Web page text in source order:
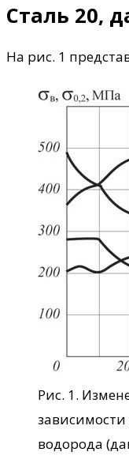
Сталь 20,
На рис. 1
Рис. 1.
водорода